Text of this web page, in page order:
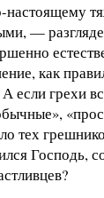
настоящему
—
как
если грехи
тех
Господь,